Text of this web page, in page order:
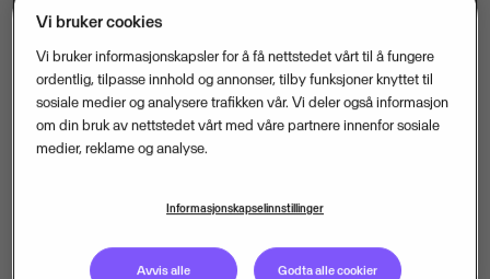
Torsdag var det duket for utdelingen av Datatilsynets
pris for “Innebygd personvern i praksis”. Gleden sto i
taket da det ble kjent at det var NAV som vant med
bidraget "Gjør test til en fest! Løsning og metode for
NAV utviklet i samarbeid med Visma Consulting.
I Norge ligger vi helt i verdenstoppen når det gjelder
Vi bruker cookies
Vi bruker informasjonskapsler for å få nettstedet vårt til å fungere
ordentlig, tilpasse innhold og annonser, tilby funksjoner knyttet til
sosiale medier og analysere trafikken vår. Vi deler også informasjon
om din bruk av nettstedet vårt med våre partnere innenfor sosiale
medier, reklame og analyse.
Informasjonskapselinnstillinger
Avvis alle Godta alle cookier